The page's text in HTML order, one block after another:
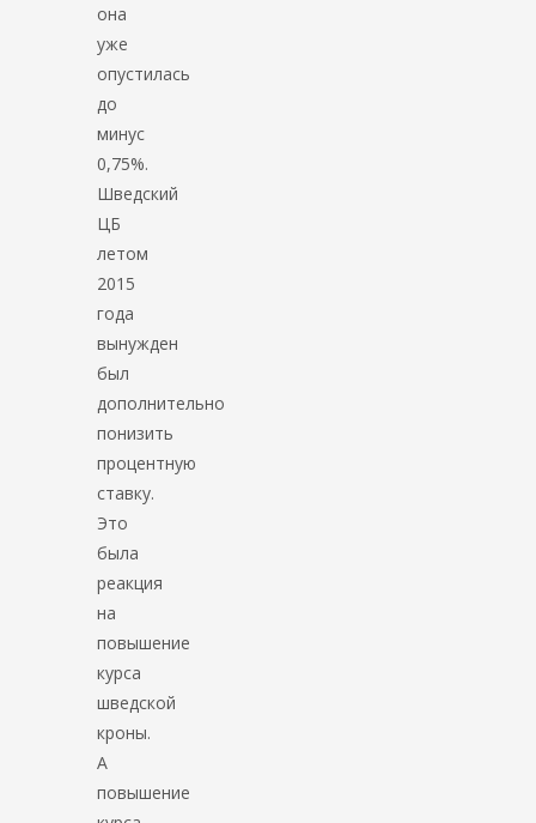
она
уже
опустилась
до
минус
0,75%.
Шведский
ЦБ
летом
2015
года
вынужден
был
дополнительно
понизить
процентную
ставку.
Это
была
реакция
на
повышение
курса
шведской
кроны.
А
повышение